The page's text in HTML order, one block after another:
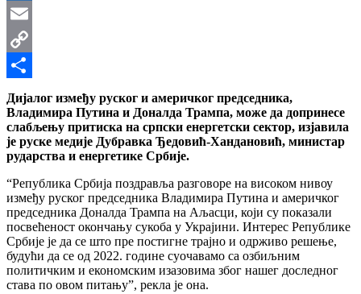
Mail.Ru
Email
Copy
Link
Share
Дијалог између руског и америчког председника,
Владимира Путина и Доналда Трампа, може да допринесе
слабљењу притиска на српски енергетски сектор, изјавила
је руске медије Дубравка Ђедовић-Хандановић, министар
рударства и енергетике Србије.
“Република Србија поздравља разговоре на високом нивоу
између руског председника Владимира Путина и америчког
председника Доналда Трампа на Аљасци, који су показали
посвећеност окончању сукоба у Украјини. Интерес Републике
Србије је да се што пре постигне трајно и одрживо решење,
будући да се од 2022. године суочавамо са озбиљним
политичким и економским изазовима због нашег доследног
става по овом питању”, рекла је она.